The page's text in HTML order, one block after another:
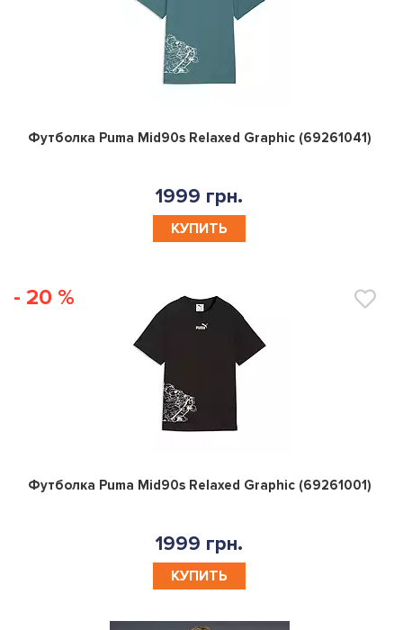
0
Футболка Puma Mid90s Relaxed Graphic (69261041)
1999 грн.
КУПИТЬ
- 20 %
0
Футболка Puma Mid90s Relaxed Graphic (69261001)
1999 грн.
КУПИТЬ